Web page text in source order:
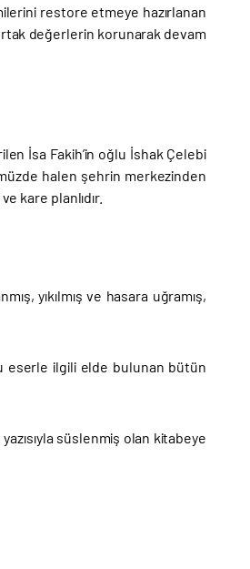
restore etmeye hazırlanan
değerlerin korunarak devam
İsa Fakih’in oğlu İshak Çelebi
halen şehrin merkezinden
kare planlıdır.
yıkılmış ve hasara uğramış,
eserle ilgili elde bulunan bütün
süslenmiş olan kitabeye